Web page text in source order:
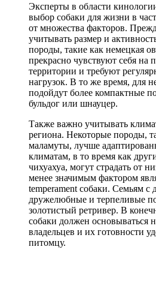
Эксперты в области
выбор собаки для жизни в
от множества факторов.
учитывать размер и
породы, такие как немецкая
прекрасно чувствуют себя на
территории и требуют
нагрузок. В то же время, для
подойдут более компактные
бульдог или шнауцер.
Также важно учитывать
региона. Некоторые породы,
маламуты, лучше
климатам, в то время как
чихуахуа, могут страдать от
менее значимым фактором
temperament собаки. Семьям с
дружелюбные и терпеливые
золотистый ретривер. В
собаки должен основываться
владельцев и их готовности
питомцу.